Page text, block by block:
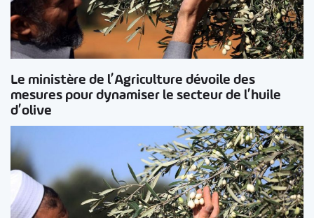
Le ministère de l’Agriculture dévoile des
mesures pour dynamiser le secteur de l’huile
d’olive